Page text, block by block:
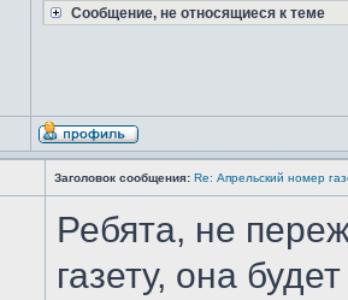
Сообщение, не относящиеся к теме
Заголовок сообщения: Re: Апрельский номер
Ребята, не
газету, она